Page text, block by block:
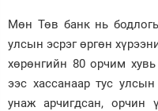
Мөн Төв банк нь
улсын эсрэг өргөн
хөрөнгийн 80 орчим
ээс хассанаар тус
унаж арчигдсан, орчин